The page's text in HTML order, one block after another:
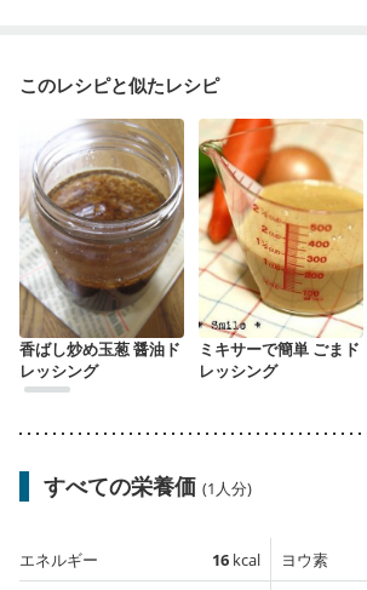
このレシピと似たレシピ
香ばし炒め玉葱 醤油ド
レッシング
ミキサーで簡単 ごまド
レッシング
すべての栄養価 (1人分)
エネルギー 16 kcal
ヨウ素